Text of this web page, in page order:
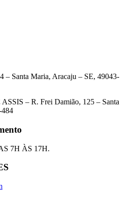
– Santa Maria, Aracaju – SE, 49043-
– R. Frei Damião, 125 – Santa
7H ÀS 17H.